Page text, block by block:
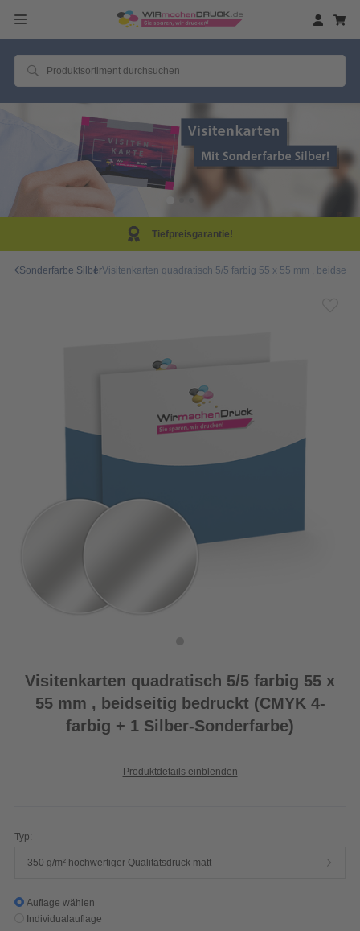
Sonderfarbe SilberVisitenkarten quadratisch 5/5 farbig 55 x 55 mm ,
Visitenkarten quadratisch 5/5 farbig 55 x
55 mm , beidseitig bedruckt (CMYK 4-
farbig + 1 Silber-Sonderfarbe)
Produktdetails einblenden
Typ:
350 g/m² hochwertiger Qualitätsdruck matt
Auflage wählen
Individualauflage